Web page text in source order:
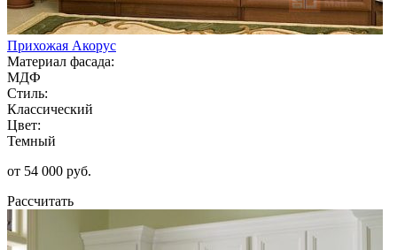
Прихожая Акорус
Материал фасада:
МДФ
Стиль:
Классический
Цвет:
Темный
от 54 000 руб.
Рассчитать